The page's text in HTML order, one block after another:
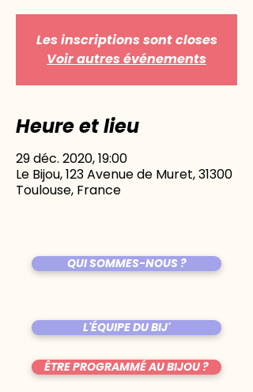
Les inscriptions sont closes
Voir autres événements
Heure et lieu
29 déc. 2020, 19:00
Le Bijou, 123 Avenue de Muret, 31300
Toulouse, France
QUI SOMMES-NOUS ?
L'ÉQUIPE DU BIJ'
ÊTRE PROGRAMMÉ AU BIJOU ?